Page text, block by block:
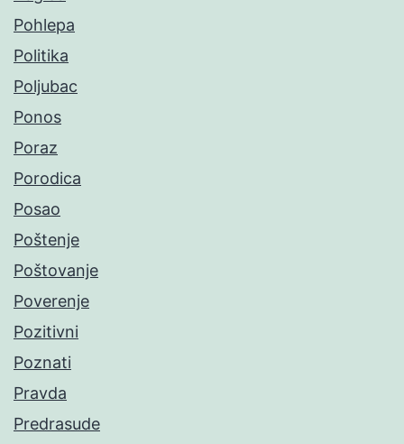
Pohlepa
Politika
Poljubac
Ponos
Poraz
Porodica
Posao
Poštenje
Poštovanje
Poverenje
Pozitivni
Poznati
Pravda
Predrasude